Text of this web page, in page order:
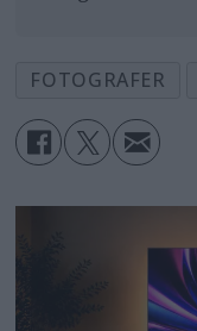
FOTOGRAFER